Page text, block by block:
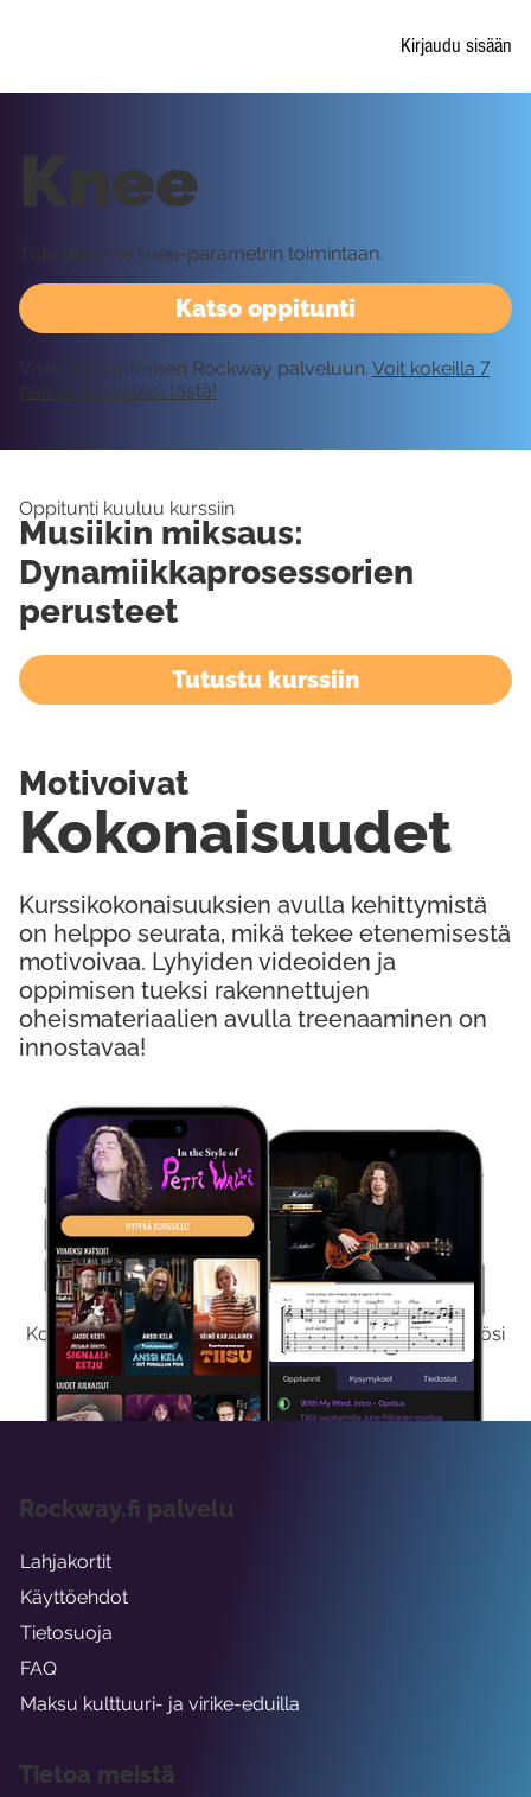
Kirjaudu sisään
Kokeile Ilmaiseksi
Kokeilemalla ilmaiseksi saat koko sisältömme käyttöösi
viikon ajaksi.
Katso oppitunti
Knee
Tutustumme knee-parametrin toimintaan.
Vaatii kirjautumisen Rockway palveluun. Voit kokeilla 7
päivää ilmaiseksi tästä!
Oppitunti kuuluu kurssiin
Musiikin miksaus:
Dynamiikkaprosessorien
perusteet
Tutustu kurssiin
Kurssikokonaisuuksien avulla kehittymistä
on helppo seurata, mikä tekee etenemisestä
motivoivaa. Lyhyiden videoiden ja
oppimisen tueksi rakennettujen
oheismateriaalien avulla treenaaminen on
innostavaa!
Kokonaisuudet
Motivoivat
Rockway.fi palvelu
Lahjakortit
Käyttöehdot
Tietosuoja
FAQ
Maksu kulttuuri- ja virike-eduilla
Tietoa meistä